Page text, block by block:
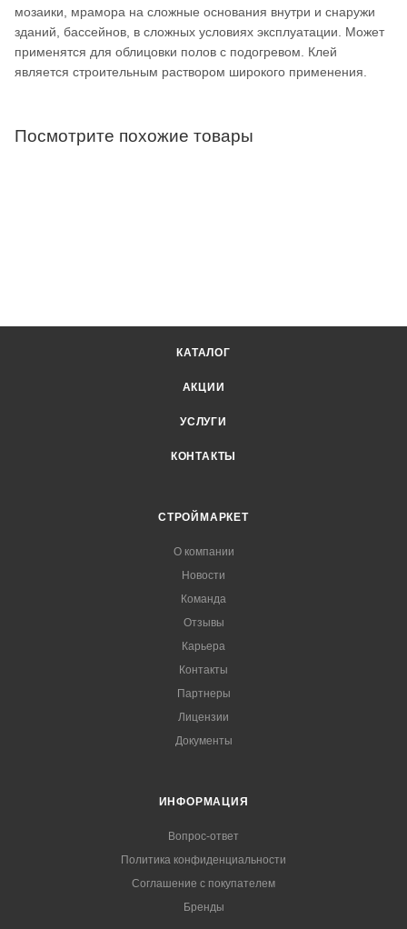
мозаики, мрамора на сложные основания внутри и снаружи
зданий, бассейнов, в сложных условиях эксплуатации. Может
применятся для облицовки полов с подогревом. Клей
является строительным раствором широкого применения.
Посмотрите похожие товары
КАТАЛОГ
АКЦИИ
УСЛУГИ
КОНТАКТЫ
СТРОЙМАРКЕТ
О компании
Новости
Команда
Отзывы
Карьера
Контакты
Партнеры
Лицензии
Документы
ИНФОРМАЦИЯ
Вопрос-ответ
Политика конфиденциальности
Соглашение с покупателем
Бренды